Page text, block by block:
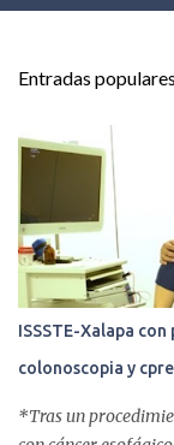
s
Entradas populares
ISSSTE-Xalapa
colonoscopia y
*Tras un